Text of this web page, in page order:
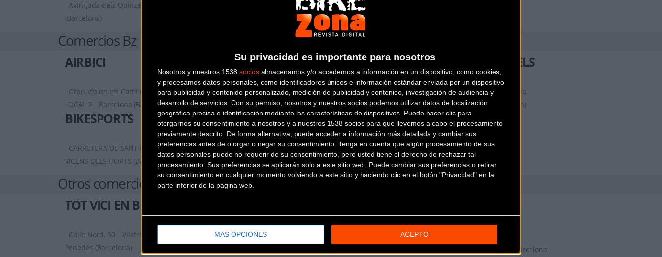
Su privacidad es importante para nosotros
Nosotros y nuestros 1538 socios almacenamos y/o accedemos a información en un dispositivo, como cookies,
y procesamos datos personales, como identificadores únicos e información estándar enviada por un dispositivo
para publicidad y contenido personalizado, medición de publicidad y contenido, investigación de audiencia y
desarrollo de servicios. Con su permiso, nosotros y nuestros socios podemos utilizar datos de localización
geográfica precisa e identificación mediante las características de dispositivos. Puede hacer clic para
otorgarnos su consentimiento a nosotros y a nuestros 1538 socios para que llevemos a cabo el procesamiento
previamente descrito. De forma alternativa, puede acceder a información más detallada y cambiar sus
preferencias antes de otorgar o negar su consentimiento. Tenga en cuenta que algún procesamiento de sus
datos personales puede no requerir de su consentimiento, pero usted tiene el derecho de rechazar tal
procesamiento. Sus preferencias se aplicarán solo a este sitio web. Puede cambiar sus preferencias o retirar
su consentimiento en cualquier momento volviendo a este sitio y haciendo clic en el botón "Privacidad" en la
parte inferior de la página web.
MÁS OPCIONES ACEPTO
Avinguda dels Quinze, 25
(Barcelona)
Comercios Bz
AIRBICI
Gran Via de les Corts Catalanes, 452,
LOCAL 2
Barcelona (Barcelona)
ZONA BICIS
Carrer de la Riera Roja, 29 C
Sant
Boi de Llobregat (Barcelona)
KIDS ON WHEELS
Plaça de la Vila de Gràcia,
18
Barcelona (Barcelona)
BIKESPORTS
CARRETERA DE SANT BOI 90
SANT
VICENS DELS HORTS (Barcelona)
Otros comercios
TOT VICI EN BICI
Calle Nord, 30
Vilafranca del
Penedés (Barcelona)
Avda Francesc Macia, 105
BARCELONA
Barcelona